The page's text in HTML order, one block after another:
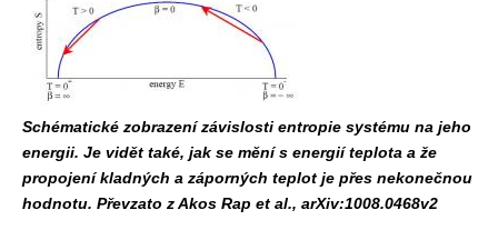
Schématické zobrazení závislosti entropie systému na jeho
energii. Je vidět také, jak se mění s energií teplota a že
propojení kladných a záporných teplot je přes nekonečnou
hodnotu. Převzato z Akos Rap et al., arXiv:1008.0468v2